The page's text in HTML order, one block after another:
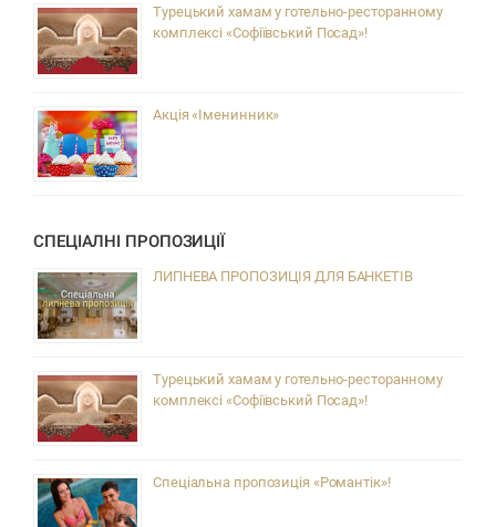
Турецький хамам у готельно-ресторанному
комплексі «Софіївський Посад»!
Акція «Іменинник»
СПЕЦІАЛНІ ПРОПОЗИЦІЇ
ЛИПНЕВА ПРОПОЗИЦІЯ ДЛЯ БАНКЕТІВ
Турецький хамам у готельно-ресторанному
комплексі «Софіївський Посад»!
Спеціальна пропозиція «Романтік»!